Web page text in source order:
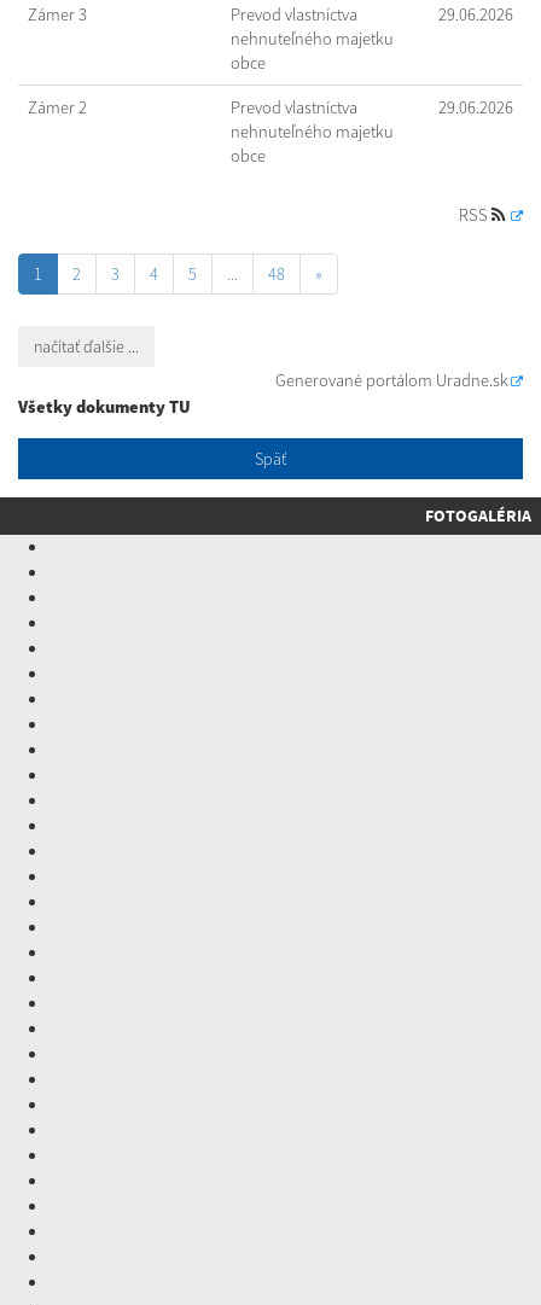
Zámer 3
Prevod vlastníctva
nehnuteľného majetku
obce
29.06.2026
Zámer 2
Prevod vlastníctva
nehnuteľného majetku
obce
29.06.2026
RSS
1 2 3 4 5 ... 48 »
načítať ďalšie ...
Generované portálom Uradne.sk
Všetky dokumenty TU
Späť
FOTOGALÉRIA